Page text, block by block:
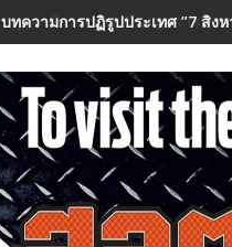
บทความการปฏิรูปประเทศ ”7 สิง